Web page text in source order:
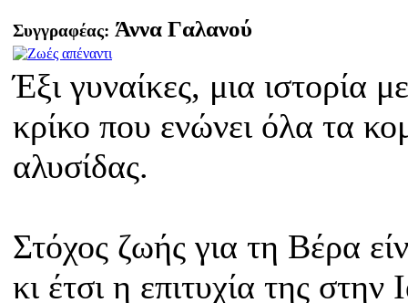
Συγγραφέας: Άννα Γαλανού
Έξι γυναίκες, μια ιστορία
κρίκο που ενώνει όλα τα
αλυσίδας.
Στόχος ζωής για τη Βέρα
κι έτσι η επιτυχία της στην